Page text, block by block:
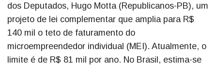
dos Deputados, Hugo Motta (Republicanos-PB), um
projeto de lei complementar que amplia para R$
140 mil o teto de faturamento do
microempreendedor individual (MEI). Atualmente, o
limite é de R$ 81 mil por ano. No Brasil, estima-se